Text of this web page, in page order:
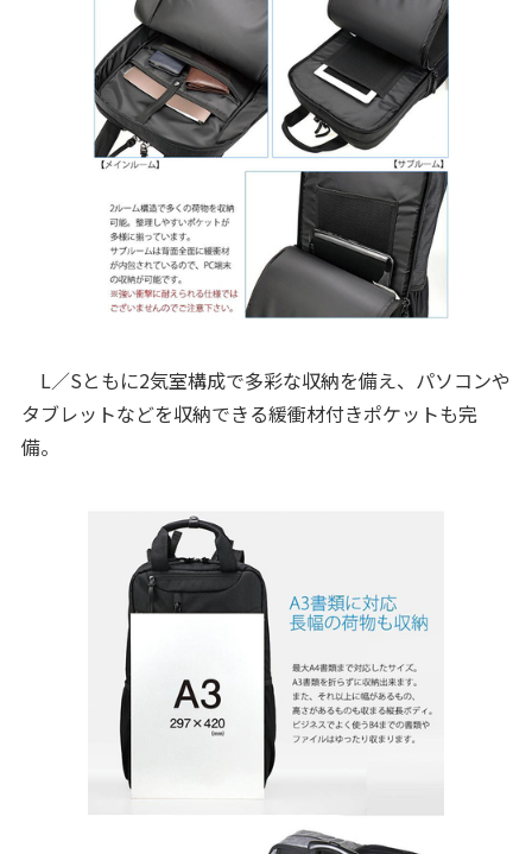
L／Sともに2気室構成で多彩な収納を備え、パソコンや
タブレットなどを収納できる緩衝材付きポケットも完
備。